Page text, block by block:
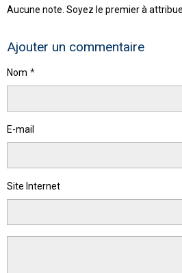
Aucune note. Soyez le premier à
Ajouter un commentaire
Nom
E-mail
Site Internet